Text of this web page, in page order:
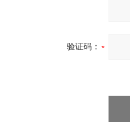
验证码：